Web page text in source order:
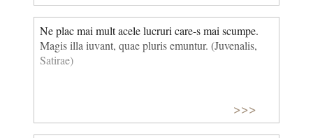
Ne plac mai mult acele lucruri care-s mai scumpe.
Magis illa iuvant, quae pluris emuntur. (Juvenalis,
Satirae)
>>>